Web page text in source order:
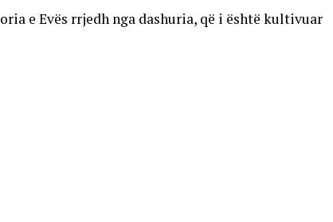
e Evës rrjedh nga dashuria, që i është kultivuar